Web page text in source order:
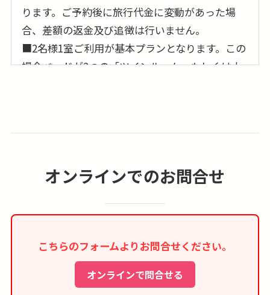
ります。ご予約後に旅行代金に変動があった場
合、差額の返金及び追徴は行いません。
■2名様1室ご利用が基本プランとなります。この
場合ベッドが2つの「ツインルーム」もしくは大
金が別途必要となります。
す。バスタブ付きのお部屋のリクエストは可能で
■宿泊税（観光税、シティータックス）が別途必
要な場合がございます。こちらはツアー代金に含
まれておりませんので、ご利用ホテルをチェック
オンラインでのお問合せ
こちらのフォームよりお問合せください。
オンラインで問合せる